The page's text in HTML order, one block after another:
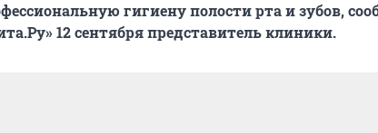
гигиену полости рта и зубов,
12 сентября представитель клиники.